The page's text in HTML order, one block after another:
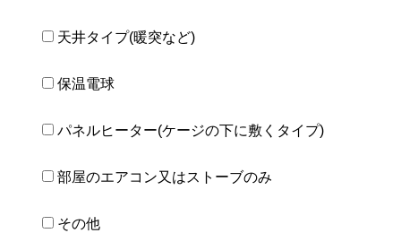
天井タイプ(暖突など)
保温電球
パネルヒーター(ケージの下に敷くタイプ)
部屋のエアコン又はストーブのみ
その他